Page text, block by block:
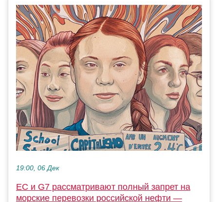
19:00, 06 Дек
ЕС и G7 рассматривают полный запрет на
морские перевозки российской нефти —